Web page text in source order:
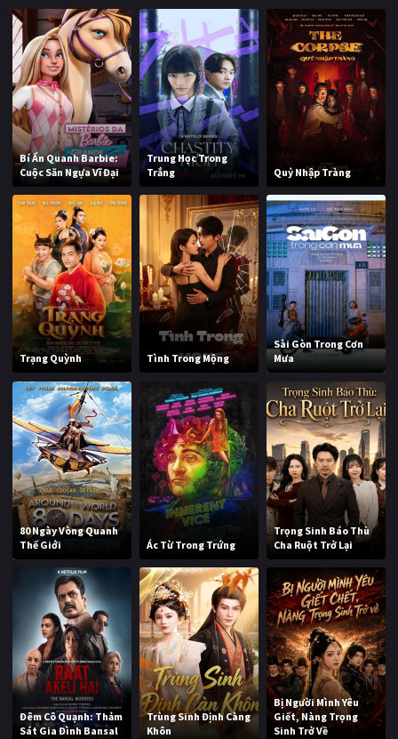
Bí Ẩn Quanh Barbie:
Cuộc Săn Ngựa Vĩ Đại
Trung Học Trong
Trắng
Quỷ Nhập Tràng
Trạng Quỳnh Tình Trong Mộng
Sài Gòn Trong Cơn
Mưa
80 Ngày Vòng Quanh
Thế Giới
Ác Từ Trong Trứng
Trọng Sinh Báo Thù
Cha Ruột Trở Lại
Đêm Cô Quạnh: Thảm
Sát Gia Đình Bansal
Trùng Sinh Định Càng
Khôn
Bị Người Mình Yêu
Giết, Nàng Trọng
Sinh Trở Về